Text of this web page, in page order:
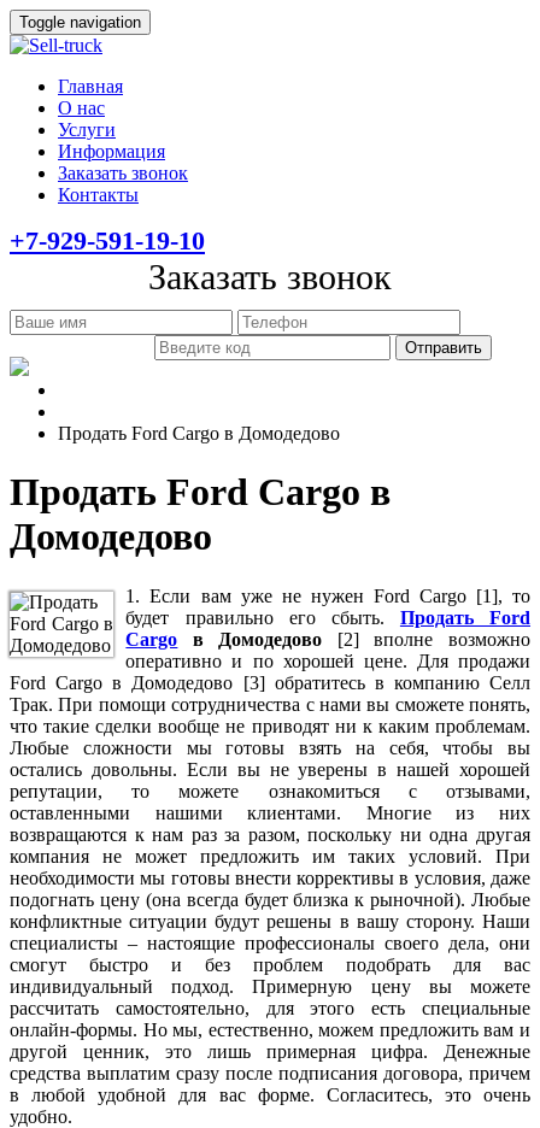
Toggle navigation
Главная
О нас
Услуги
Информация
Заказать звонок
Контакты
+7-929-591-19-10
Заказать звонок
Продать Ford Cargo в Домодедово
Продать Ford Cargo в
Домодедово
1. Если вам уже не нужен Ford Cargo [1], то
будет правильно его сбыть. Продать Ford
Cargo в Домодедово [2] вполне возможно
оперативно и по хорошей цене. Для продажи
Ford Cargo в Домодедово [3] обратитесь в компанию Селл
Трак. При помощи сотрудничества с нами вы сможете понять,
что такие сделки вообще не приводят ни к каким проблемам.
Любые сложности мы готовы взять на себя, чтобы вы
остались довольны. Если вы не уверены в нашей хорошей
репутации, то можете ознакомиться с отзывами,
оставленными нашими клиентами. Многие из них
возвращаются к нам раз за разом, поскольку ни одна другая
компания не может предложить им таких условий. При
необходимости мы готовы внести коррективы в условия, даже
подогнать цену (она всегда будет близка к рыночной). Любые
конфликтные ситуации будут решены в вашу сторону. Наши
специалисты – настоящие профессионалы своего дела, они
смогут быстро и без проблем подобрать для вас
индивидуальный подход. Примерную цену вы можете
рассчитать самостоятельно, для этого есть специальные
онлайн-формы. Но мы, естественно, можем предложить вам и
другой ценник, это лишь примерная цифра. Денежные
средства выплатим сразу после подписания договора, причем
в любой удобной для вас форме. Согласитесь, это очень
удобно.